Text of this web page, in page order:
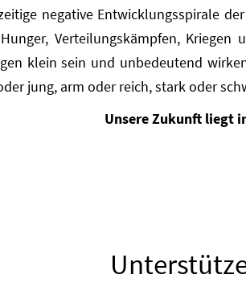
negative Entwicklungsspirale
Verteilungskämpfen,
klein sein und unbedeutend
jung, arm oder reich, stark oder
Unsere Zukunft liegt